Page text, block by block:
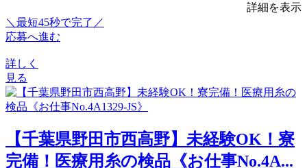
詳細を表示
＼最短45秒で完了／
応募へ進む
詳しく
見る
【千葉県野田市西高野】未経験OK！寮
完備！医療用糸の検品《お仕事No.4A...